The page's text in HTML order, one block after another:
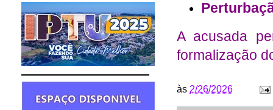
A acusada
formalização
às 2/26/2026